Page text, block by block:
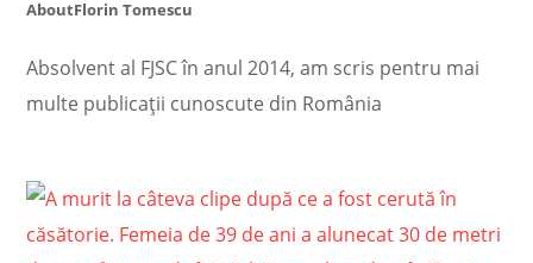
AboutFlorin Tomescu
Absolvent al FJSC în anul 2014, am scris pentru mai
multe publicații cunoscute din România